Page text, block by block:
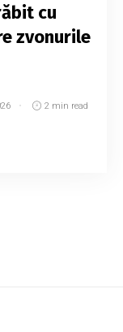
cu
zvonurile
2 min read